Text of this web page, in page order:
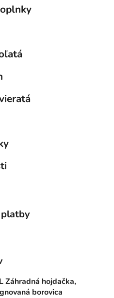
Záhradná hojdačka,
borovica